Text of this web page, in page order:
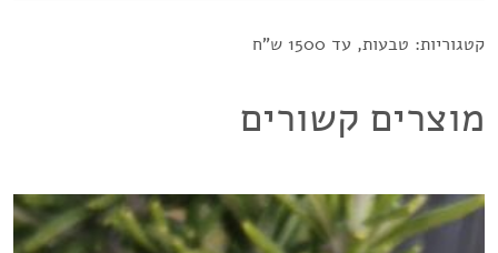
קטגוריות: טבעות, עד 1500 ש"ח
מוצרים קשורים